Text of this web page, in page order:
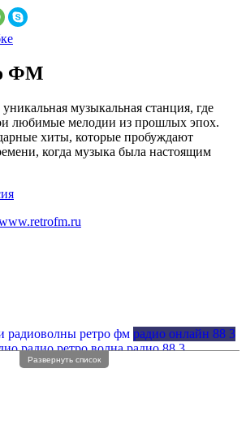
ФМ
музыкальная станция, где
любимые мелодии из прошлых эпох.
хиты, которые пробуждают
когда музыка была настоящим
радиоволны ретро фм радио онлайн 88 3
радио ретро волна радио 88 3
радио ретро без рекламы
Развернуть список